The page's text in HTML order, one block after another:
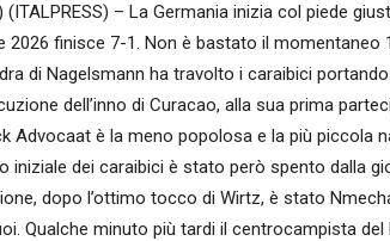
(ITALPRESS) – La Germania inizia col piede
2026 finisce 7-1. Non è bastato il momentaneo
di Nagelsmann ha travolto i caraibici
dell’inno di Curacao, alla sua prima
Advocaat è la meno popolosa e la più piccola
iniziale dei caraibici è stato però spento dalla
dopo l’ottimo tocco di Wirtz, è stato
Qualche minuto più tardi il centrocampista